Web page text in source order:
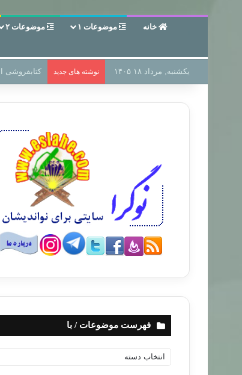
خانه موضوعات ۱ موضوعات ۲
یکشنبه, مرداد ۱۸ ۱۴۰۵ نوشته های جدید سر دفتر
فهرست موضوعات / با
ه